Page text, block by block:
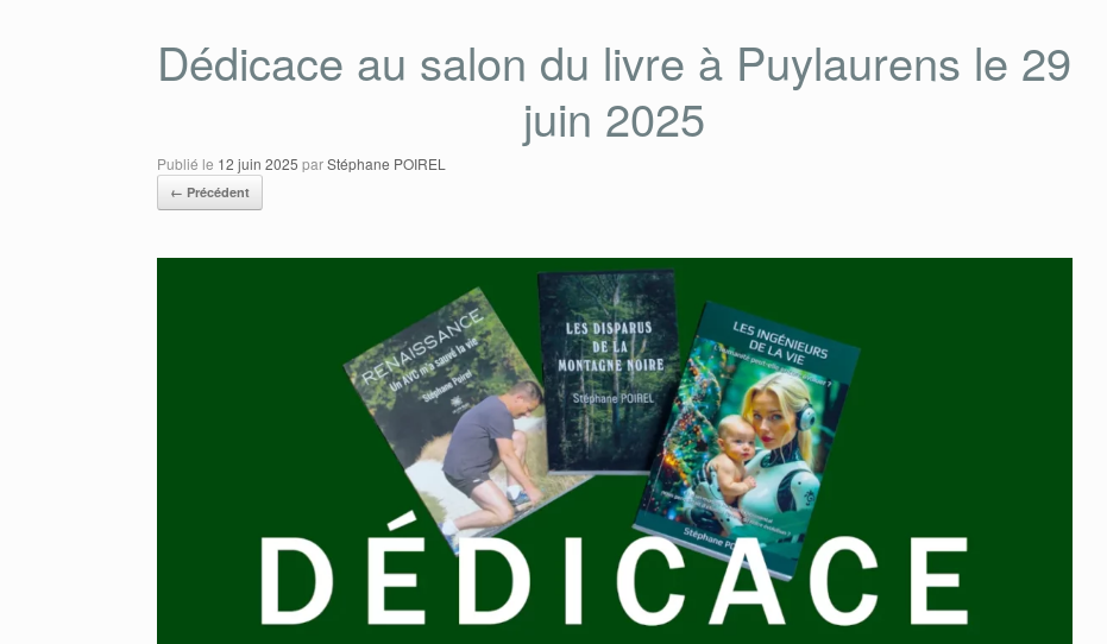
Dédicace au salon du livre à Puylaurens le 29
juin 2025
Publié le 12 juin 2025 parStéphane POIREL
← Précédent